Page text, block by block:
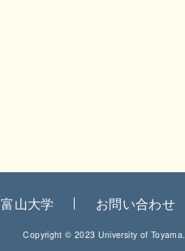
富山大学 お問い合わせ
Copyright © 2023 University of